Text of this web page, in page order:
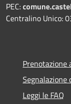
PEC:
Centralino Unico:
Prenotazione
Segnalazione
Leggi le FAQ